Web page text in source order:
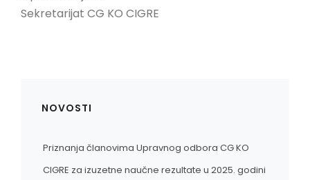
Sekretarijat CG KO CIGRE
NOVOSTI
Priznanja članovima Upravnog odbora CG KO
CIGRE za izuzetne naučne rezultate u 2025. godini